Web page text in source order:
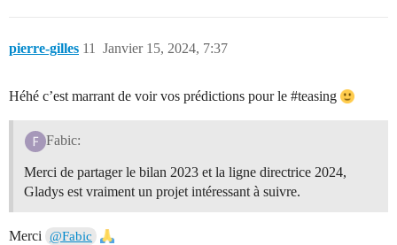
pierre-gilles Janvier 15, 2024, 7:37
11
Héhé c’est marrant de voir vos prédictions pour le #teasing
Fabic:
Merci de partager le bilan 2023 et la ligne directrice 2024,
Gladys est vraiment un projet intéressant à suivre.
Merci @Fabic